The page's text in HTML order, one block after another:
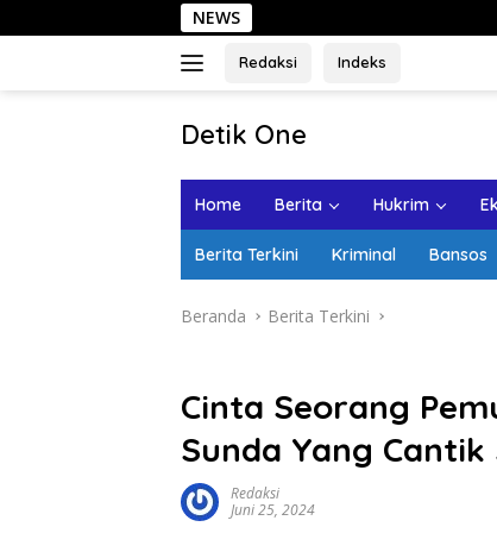
ke
NEWS
Redaksi Indeks
Detik One
Ungkap
Home Berita Hukrim
Berita Terkini Kriminal Bansos
Beranda Berita Terkini
Cinta Seorang
Sunda Yang
Redaksi
Juni 25, 2024